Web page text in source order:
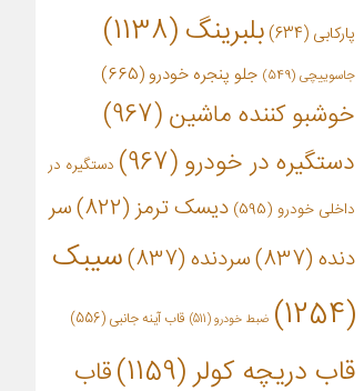
پارکابی (634) بلبرینگ(1138)
جاسوییچی (549) جلو پنجره خودرو (665)
خوشبو کننده ماشین(967)
دستگیره در خودرو(967)
دستگیره در
داخلی خودرو (595) دیسک ترمز(822)
سر
دنده(837) سردنده(837)
سیبک
(1254)
ضبط خودرو(511) قاب آینه جانبی (556)
قاب دریچه کولر(1159)
قاب